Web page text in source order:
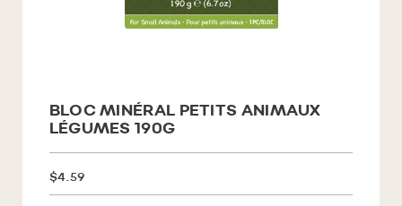
BLOC MINÉRAL PETITS ANIMAUX
LÉGUMES 190G
$4.59